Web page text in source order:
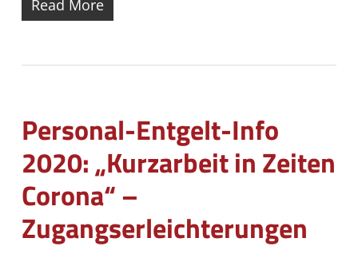
Read More
Personal-Entgelt-Info
2020: „Kurzarbeit in Zeiten
Corona“ –
Zugangserleichterungen